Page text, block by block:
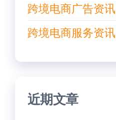
跨境电商广告资讯
跨境电商服务资讯
近期文章